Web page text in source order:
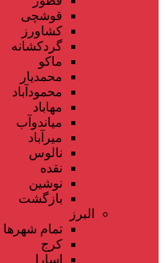
قوشچی
کشاورز
گردکشانه
ماکو
محمدیار
محمودآباد
مهاباد
میاندوآب
میرآباد
نالوس
نقده
نوشین
بازگشت
البرز
تمام شهر‌ها
کرج
اسارا